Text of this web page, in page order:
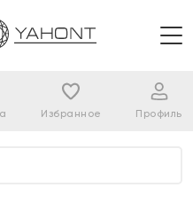
Избранное Профиль